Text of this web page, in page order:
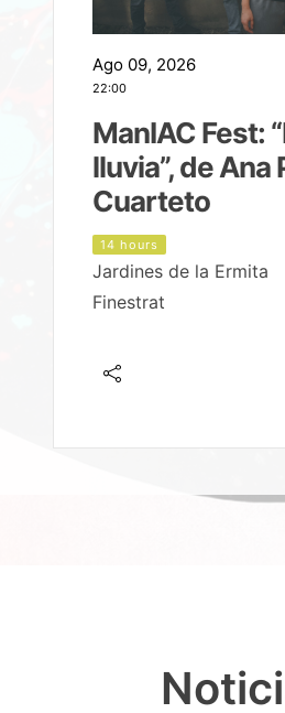
Ago 09, 2026
22:00
ManIAC Fest:
lluvia”, de Ana
Cuarteto
14 hours
Jardines de la Ermita
Finestrat